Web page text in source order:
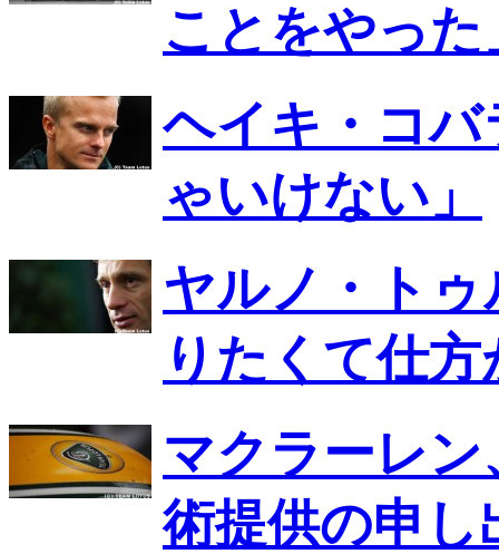
ことをやった
ヘイキ・コ
ゃいけない」
ヤルノ・ト
りたくて仕
マクラーレ
術提供の申し